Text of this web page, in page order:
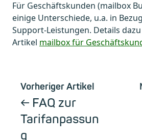
Für Geschäftskunden (mailbox
einige Unterschiede, u.a. in
Support-Leistungen. Details
Artikel mailbox für
Vorheriger Artikel
FAQ zur
Tarifanpassun
g